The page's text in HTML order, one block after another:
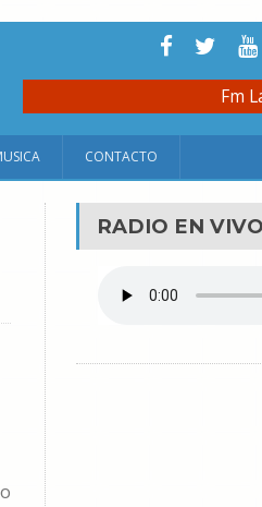
Fm
CONTACTO
RADIO EN VIVO